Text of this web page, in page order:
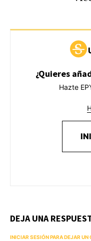
¿Quieres
Hazte
DEJA UNA
INICIAR SESIÓN PARA DEJAR UN